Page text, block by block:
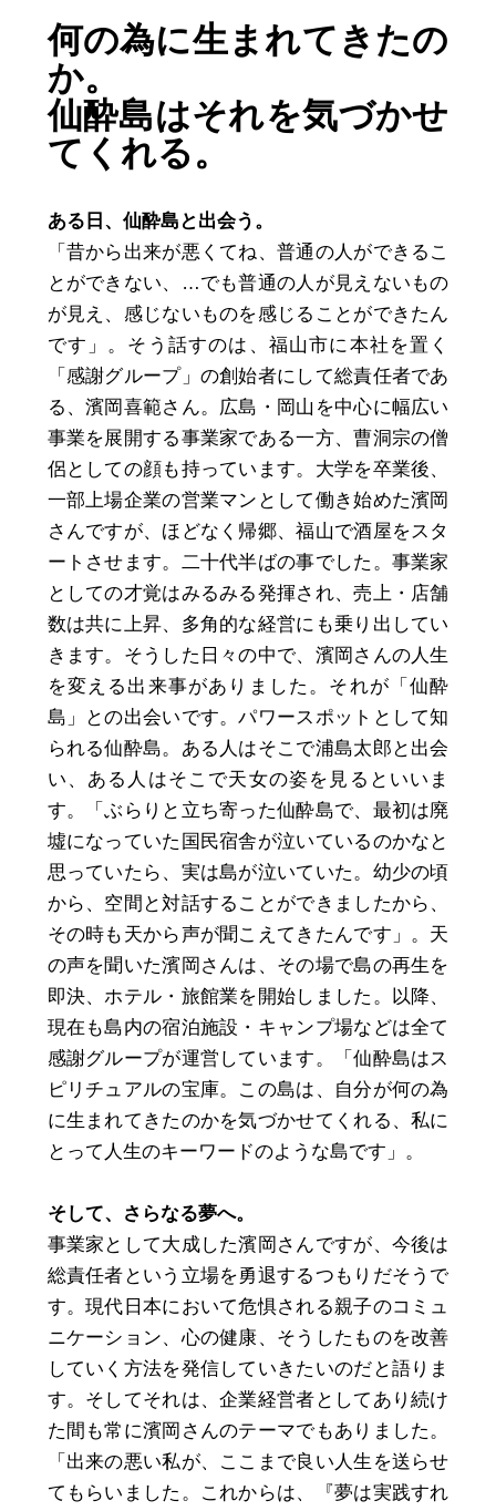
何の為に生まれてきたの
か。
仙酔島はそれを気づかせ
てくれる。
ある日、仙酔島と出会う。
「昔から出来が悪くてね、普通の人ができるこ
とができない、…でも普通の人が見えないもの
が見え、感じないものを感じることができたん
です」。そう話すのは、福山市に本社を置く
「感謝グループ」の創始者にして総責任者であ
る、濱岡喜範さん。広島・岡山を中心に幅広い
事業を展開する事業家である一方、曹洞宗の僧
侶としての顔も持っています。大学を卒業後、
一部上場企業の営業マンとして働き始めた濱岡
さんですが、ほどなく帰郷、福山で酒屋をスタ
ートさせます。二十代半ばの事でした。事業家
としての才覚はみるみる発揮され、売上・店舗
数は共に上昇、多角的な経営にも乗り出してい
きます。そうした日々の中で、濱岡さんの人生
を変える出来事がありました。それが「仙酔
島」との出会いです。パワースポットとして知
られる仙酔島。ある人はそこで浦島太郎と出会
い、ある人はそこで天女の姿を見るといいま
す。「ぶらりと立ち寄った仙酔島で、最初は廃
墟になっていた国民宿舎が泣いているのかなと
思っていたら、実は島が泣いていた。幼少の頃
から、空間と対話することができましたから、
その時も天から声が聞こえてきたんです」。天
の声を聞いた濱岡さんは、その場で島の再生を
即決、ホテル・旅館業を開始しました。以降、
現在も島内の宿泊施設・キャンプ場などは全て
感謝グループが運営しています。「仙酔島はス
ピリチュアルの宝庫。この島は、自分が何の為
に生まれてきたのかを気づかせてくれる、私に
とって人生のキーワードのような島です」。
そして、さらなる夢へ。
事業家として大成した濱岡さんですが、今後は
総責任者という立場を勇退するつもりだそうで
す。現代日本において危惧される親子のコミュ
ニケーション、心の健康、そうしたものを改善
していく方法を発信していきたいのだと語りま
す。そしてそれは、企業経営者としてあり続け
た間も常に濱岡さんのテーマでもありました。
「出来の悪い私が、ここまで良い人生を送らせ
てもらいました。これからは、『夢は実践すれ